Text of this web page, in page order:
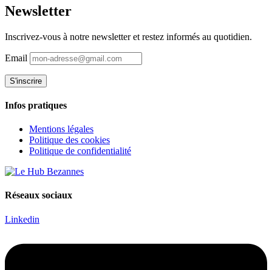
Newsletter
Inscrivez-vous à notre newsletter et restez informés au quotidien.
Email
Infos pratiques
Mentions légales
Politique des cookies
Politique de confidentialité
Réseaux sociaux
Linkedin